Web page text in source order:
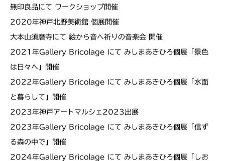
無印良品にて ワークショップ開催
2020年神戸北野美術館 個展開催
大本山​須磨寺にて 絵から音へ祈りの音楽会 開催
2021年Gallery Bricolage にて みしまあきひろ個展「景色
は日々へ」開催
2022年Gallery Bricolage にて みしまあきひろ個展「水面
と暮らして」開催
2023年神戸アートマルシェ2023出展
2023年Gallery Bricolage にて みしまあきひろ個展「信ず
る森の中で」開催
2024年Gallery Bricolage にて みしまあきひろ個展「しお